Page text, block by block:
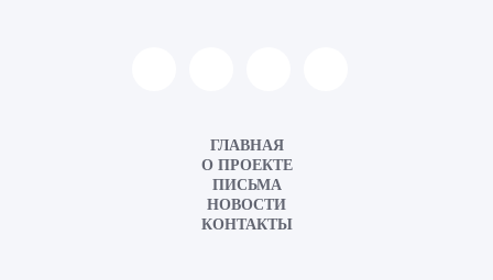
ГЛАВНАЯ
О ПРОЕКТЕ
ПИСЬМА
НОВОСТИ
КОНТАКТЫ